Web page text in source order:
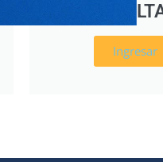
Ingresar